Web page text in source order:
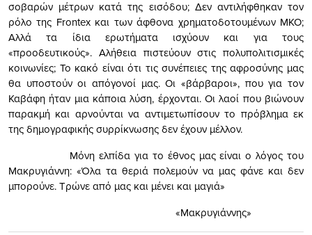
σοβαρών μέτρων κατά της εισόδου; Δεν αντιλήφθηκαν τον
ρόλο της Frontex και των άφθονα χρηματοδοτουμένων ΜΚΟ;
Αλλά τα ίδια ερωτήματα ισχύουν και για τους
«προοδευτικούς». Αλήθεια πιστεύουν στις πολυπολιτισμικές
κοινωνίες; Το κακό είναι ότι τις συνέπειες της αφροσύνης μας
θα υποστούν οι απόγονοί μας. Οι «βάρβαροι», που για τον
Καβάφη ήταν μια κάποια λύση, έρχονται. Οι λαοί που βιώνουν
παρακμή και αρνούνται να αντιμετωπίσουν το πρόβλημα εκ
της δημογραφικής συρρίκνωσης δεν έχουν μέλλον.
Μόνη ελπίδα για το έθνος μας είναι ο λόγος του
Μακρυγιάννη: «Όλα τα θεριά πολεμούν να μας φάνε και δεν
μπορούνε. Τρώνε από μας και μένει και μαγιά»
«Μακρυγιάννης»